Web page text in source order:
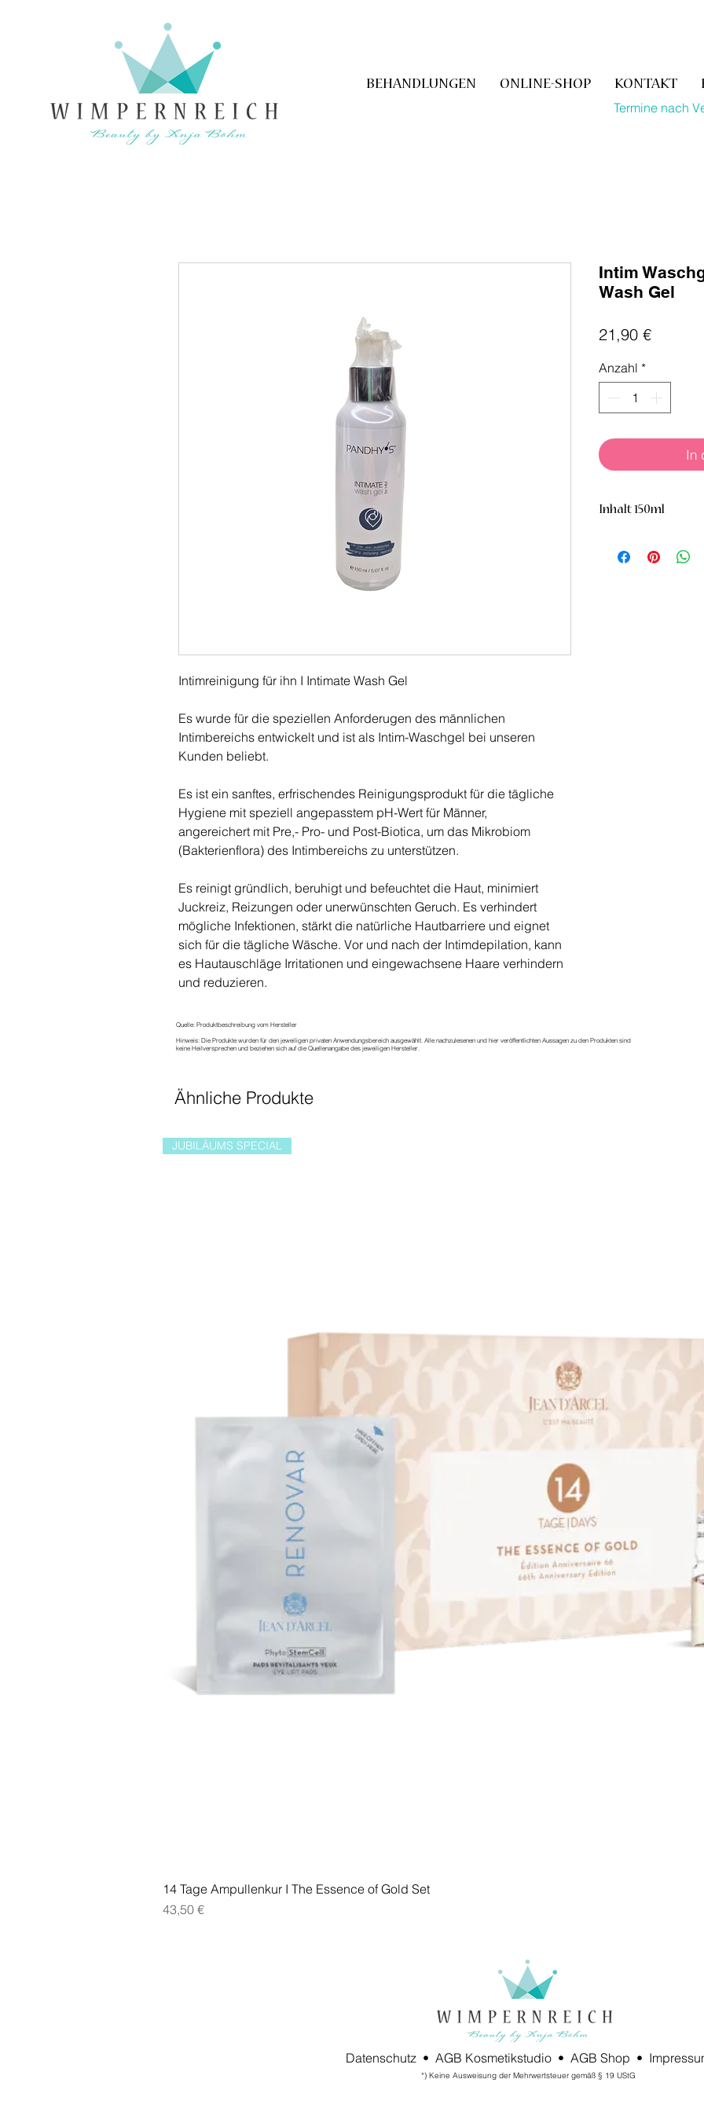
BEHANDLUNGEN ONLINE-SHOP KONTAKT
Termine nach
Intimreinigung für ihn I Intimate Wash Gel
Es wurde für die speziellen Anforderugen des männlichen
Intimbereichs entwickelt und ist als Intim-Waschgel bei unseren
Kunden beliebt.
Es ist ein sanftes, erfrischendes Reinigungsprodukt für die tägliche
Hygiene mit speziell angepasstem pH-Wert für Männer,
angereichert mit Pre,- Pro- und Post-Biotica, um das Mikrobiom
(Bakterienflora) des Intimbereichs zu unterstützen.
Es reinigt gründlich, beruhigt und befeuchtet die Haut, minimiert
Juckreiz, Reizungen oder unerwünschten Geruch. Es verhindert
mögliche Infektionen, stärkt die natürliche Hautbarriere und eignet
sich für die tägliche Wäsche. Vor und nach der Intimdepilation, kann
es Hautauschläge Irritationen und eingewachsene Haare verhindern
und reduzieren.
Intim
Wash Gel
21,90 €Preis
Anzahl *
In
Inhalt 150ml
Quelle: Produktbeschreibung vom Hersteller
Hinweis: Die Produkte wurden für den jeweiligen privaten Anwendungsbereich ausgewählt. Alle nachzulesenen und hier veröffentlichten Aussagen zu den Produkten sind
keine Heilversprechen und beziehen sich auf die Quellenangabe des jeweiligen Hersteller.
Ähnliche Produkte
JUBILÄUMS SPECIAL
14 Tage Ampullenkur I The Essence of Gold Set
Preis
43,50 €
Datenschutz • AGB Kosmetikstudio • AGB Shop •
*) Keine Ausweisung der Mehrwertsteuer gemäß § 19 UStG